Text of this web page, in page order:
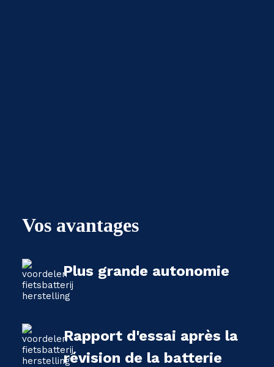
Vos avantages
Plus grande autonomie
Rapport d'essai après la
révision de la batterie